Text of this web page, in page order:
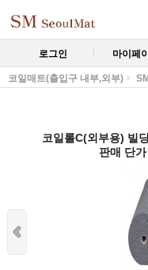
로그인 마이페
코일매트(출입구 내부,외부)
코일롤C(외부용) 빌
판매 단